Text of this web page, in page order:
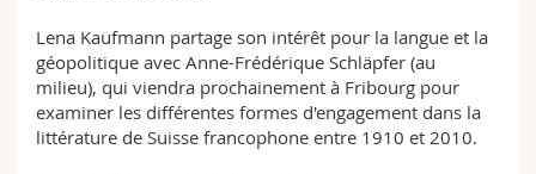
Lena Kaufmann partage son intérêt pour la langue et la
géopolitique avec Anne-Frédérique Schläpfer (au
milieu), qui viendra prochainement à Fribourg pour
examiner les différentes formes d'engagement dans la
littérature de Suisse francophone entre 1910 et 2010.